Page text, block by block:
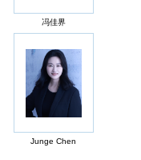
冯佳界
Junge Chen